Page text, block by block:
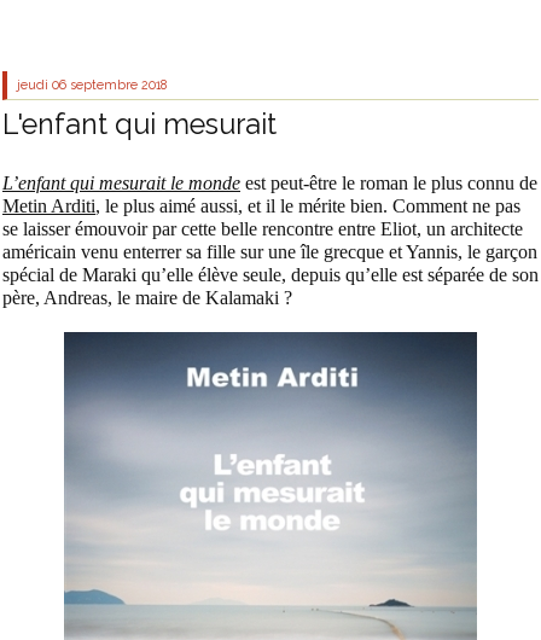
jeudi 06 septembre 2018
L'enfant qui mesurait
L’enfant qui mesurait le monde est peut-être le roman le plus connu de
Metin Arditi, le plus aimé aussi, et il le mérite bien. Comment ne pas
se laisser émouvoir par cette belle rencontre entre Eliot, un architecte
américain venu enterrer sa fille sur une île grecque et Yannis, le garçon
spécial de Maraki qu’elle élève seule, depuis qu’elle est séparée de son
père, Andreas, le maire de Kalamaki ?